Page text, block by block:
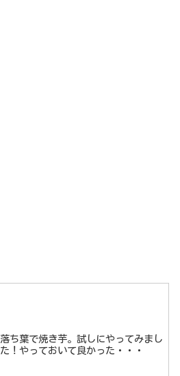
落ち葉で焼き芋。試しにやってみまし
た！やっておいて良かった・・・